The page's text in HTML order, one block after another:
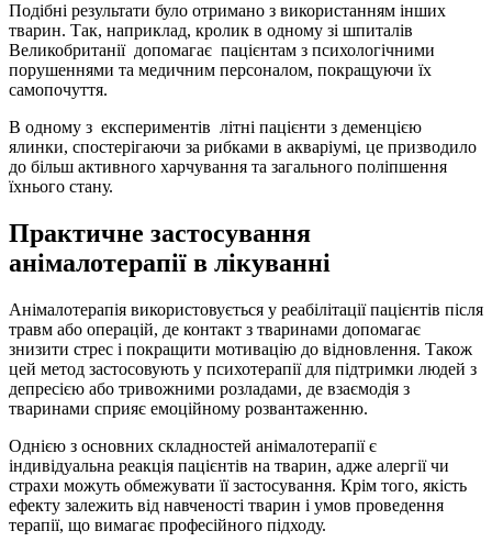
Подібні результати було отримано з використанням інших
тварин. Так, наприклад, кролик в одному зі шпиталів
Великобританії допомагає пацієнтам з психологічними
порушеннями та медичним персоналом, покращуючи їх
самопочуття.
В одному з експериментів літні пацієнти з деменцією
ялинки, спостерігаючи за рибками в акваріумі, це призводило
до більш активного харчування та загального поліпшення
їхнього стану.
Практичне застосування
анімалотерапії в лікуванні
Анімалотерапія використовується у реабілітації пацієнтів після
травм або операцій, де контакт з тваринами допомагає
знизити стрес і покращити мотивацію до відновлення. Також
цей метод застосовують у психотерапії для підтримки людей з
депресією або тривожними розладами, де взаємодія з
тваринами сприяє емоційному розвантаженню.
Однією з основних складностей анімалотерапії є
індивідуальна реакція пацієнтів на тварин, адже алергії чи
страхи можуть обмежувати її застосування. Крім того, якість
ефекту залежить від навченості тварин і умов проведення
терапії, що вимагає професійного підходу.